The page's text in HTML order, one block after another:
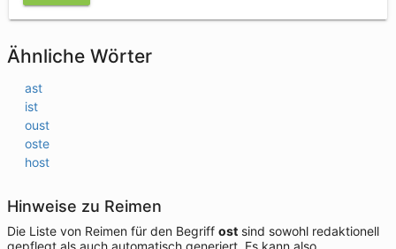
Ähnliche Wörter
ast
ist
oust
oste
host
Hinweise zu Reimen
Die Liste von Reimen für den Begriff ost sind sowohl redaktionell
gepflegt als auch automatisch generiert. Es kann also